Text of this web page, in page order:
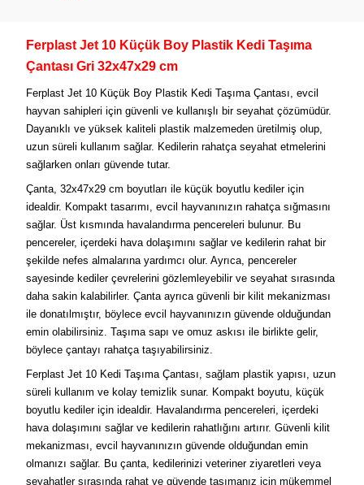
Ferplast Jet 10 Küçük Boy Plastik Kedi Taşıma
Çantası Gri 32x47x29 cm
Ferplast Jet 10 Küçük Boy Plastik Kedi Taşıma Çantası, evcil
hayvan sahipleri için güvenli ve kullanışlı bir seyahat çözümüdür.
Dayanıklı ve yüksek kaliteli plastik malzemeden üretilmiş olup,
uzun süreli kullanım sağlar. Kedilerin rahatça seyahat etmelerini
sağlarken onları güvende tutar.
Çanta, 32x47x29 cm boyutları ile küçük boyutlu kediler için
idealdir. Kompakt tasarımı, evcil hayvanınızın rahatça sığmasını
sağlar. Üst kısmında havalandırma pencereleri bulunur. Bu
pencereler, içerdeki hava dolaşımını sağlar ve kedilerin rahat bir
şekilde nefes almalarına yardımcı olur. Ayrıca, pencereler
sayesinde kediler çevrelerini gözlemleyebilir ve seyahat sırasında
daha sakin kalabilirler. Çanta ayrıca güvenli bir kilit mekanizması
ile donatılmıştır, böylece evcil hayvanınızın güvende olduğundan
emin olabilirsiniz. Taşıma sapı ve omuz askısı ile birlikte gelir,
böylece çantayı rahatça taşıyabilirsiniz.
Ferplast Jet 10 Kedi Taşıma Çantası, sağlam plastik yapısı, uzun
süreli kullanım ve kolay temizlik sunar. Kompakt boyutu, küçük
boyutlu kediler için idealdir. Havalandırma pencereleri, içerdeki
hava dolaşımını sağlar ve kedilerin rahatlığını artırır. Güvenli kilit
mekanizması, evcil hayvanınızın güvende olduğundan emin
olmanızı sağlar. Bu çanta, kedilerinizi veteriner ziyaretleri veya
seyahatler sırasında rahat ve güvende taşımanız için mükemmel